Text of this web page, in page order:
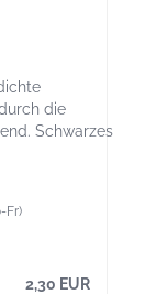
die
Schwarzes
Fr)
2,30 EUR